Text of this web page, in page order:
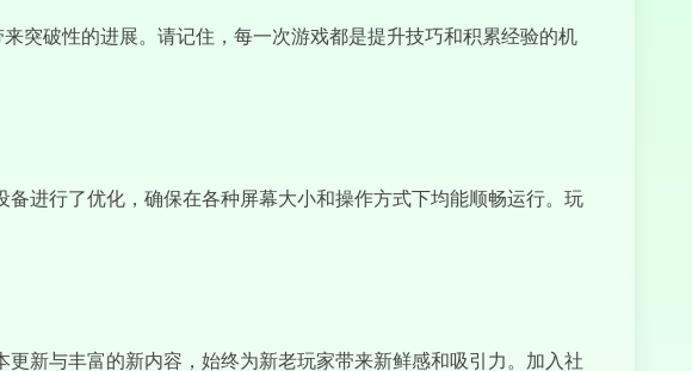
突破性的进展。请记住，每一次游戏都是提升技巧和积累经验的机
进行了优化，确保在各种屏幕大小和操作方式下均能顺畅运行。玩
新与丰富的新内容，始终为新老玩家带来新鲜感和吸引力。加入社